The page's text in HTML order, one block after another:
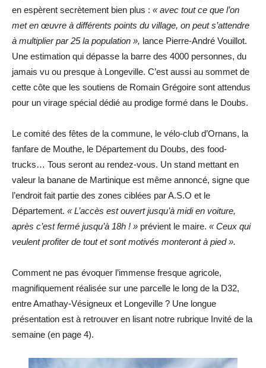
en espèrent secrètement bien plus : « avec tout ce que l’on
met en œuvre à différents points du village, on peut s’attendre
à multiplier par 25 la population », lance Pierre-André Vouillot.
Une estimation qui dépasse la barre des 4000 personnes, du
jamais vu ou presque à Longeville. C’est aussi au sommet de
cette côte que les soutiens de Romain Grégoire sont attendus
pour un virage spécial dédié au prodige formé dans le Doubs.
Le comité des fêtes de la commune, le vélo-club d’Ornans, la
fanfare de Mouthe, le Département du Doubs, des food-
trucks… Tous seront au rendez-vous. Un stand mettant en
valeur la banane de Martinique est même annoncé, signe que
l’endroit fait partie des zones ciblées par A.S.O et le
Département. « L’accès est ouvert jusqu’à midi en voiture,
après c’est fermé jusqu’à 18h ! » prévient le maire. « Ceux qui
veulent profiter de tout et sont motivés monteront à pied ».
Comment ne pas évoquer l’immense fresque agricole,
magnifiquement réalisée sur une parcelle le long de la D32,
entre Amathay-Vésigneux et Longeville ? Une longue
présentation est à retrouver en lisant notre rubrique Invité de la
semaine (en page 4).